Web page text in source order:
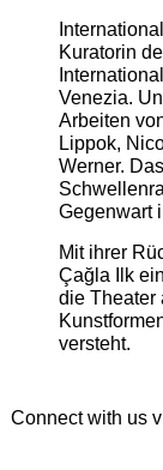
Kuratorin
Venezia.
Arbeiten
Lippok,
Werner.
Gegenwart
Mit ihrer
Çağla Ilk
die Theater
versteht.
Connect with us